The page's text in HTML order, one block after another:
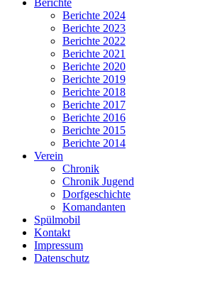
Berichte
Berichte 2024
Berichte 2023
Berichte 2022
Berichte 2021
Berichte 2020
Berichte 2019
Berichte 2018
Berichte 2017
Berichte 2016
Berichte 2015
Berichte 2014
Verein
Chronik
Chronik Jugend
Dorfgeschichte
Komandanten
Spülmobil
Kontakt
Impressum
Datenschutz